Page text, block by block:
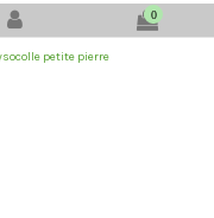
0
petite pierre